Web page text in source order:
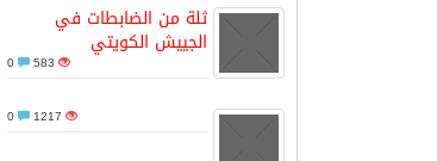
مدينة الملك سلمان
كسوة الكعبة تعتلي
ثلة من الضابطات في
الجييش الكويتي
583
1217